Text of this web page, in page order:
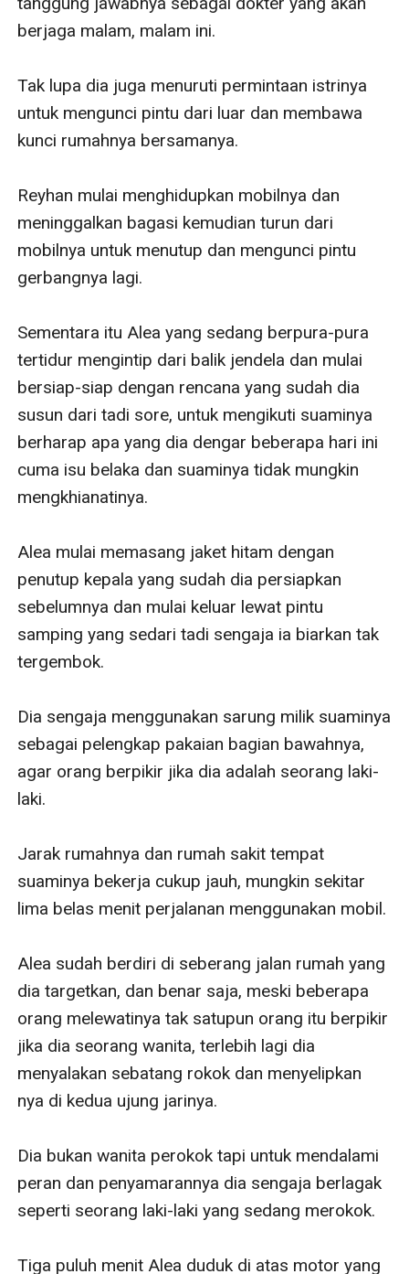
berjaga malam, malam ini.
Tak lupa dia juga menuruti permintaan istrinya
untuk mengunci pintu dari luar dan membawa
kunci rumahnya bersamanya.
Reyhan mulai menghidupkan mobilnya dan
meninggalkan bagasi kemudian turun dari
mobilnya untuk menutup dan mengunci pintu
gerbangnya lagi.
Sementara itu Alea yang sedang berpura-pura
tertidur mengintip dari balik jendela dan mulai
bersiap-siap dengan rencana yang sudah dia
susun dari tadi sore, untuk mengikuti suaminya
berharap apa yang dia dengar beberapa hari ini
cuma isu belaka dan suaminya tidak mungkin
mengkhianatinya.
Alea mulai memasang jaket hitam dengan
penutup kepala yang sudah dia persiapkan
sebelumnya dan mulai keluar lewat pintu
samping yang sedari tadi sengaja ia biarkan tak
tergembok.
Dia sengaja menggunakan sarung milik suaminya
sebagai pelengkap pakaian bagian bawahnya,
agar orang berpikir jika dia adalah seorang laki-
laki.
Jarak rumahnya dan rumah sakit tempat
suaminya bekerja cukup jauh, mungkin sekitar
lima belas menit perjalanan menggunakan mobil.
Alea sudah berdiri di seberang jalan rumah yang
dia targetkan, dan benar saja, meski beberapa
orang melewatinya tak satupun orang itu berpikir
jika dia seorang wanita, terlebih lagi dia
menyalakan sebatang rokok dan menyelipkan
nya di kedua ujung jarinya.
Dia bukan wanita perokok tapi untuk mendalami
peran dan penyamarannya dia sengaja berlagak
seperti seorang laki-laki yang sedang merokok.
Tiga puluh menit Alea duduk di atas motor yang